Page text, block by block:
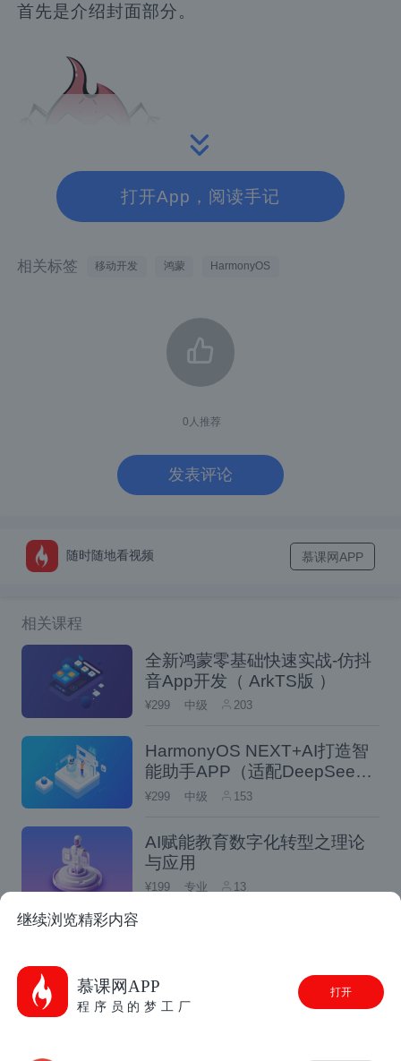
继续浏览精彩内容
慕课网APP
程序员的梦工厂
打开
首先是介绍封面部分。
封面右上角是本书的一些特色介绍，包括全面
发、配套立体化教学资源、全方位服务教师教
学。左上角可以看出，本书是纳入了“人才培养
封面底图看着是一幅油画，似晚霞又像是照样
初升，极具梦幻色彩。
封底部分
介绍封底部分。
打开App，阅读手记
相关标签 移动开发 鸿蒙 HarmonyOS
0 人推荐
发表评论
随时随地看视频 慕课网APP
相关课程
全新鸿蒙零基础快速实战-仿抖
音App开发（ ArkTS版 ）
¥299 中级 203
HarmonyOS NEXT+AI打造智
能助手APP（适配DeepSee
k）
¥299 中级 153
AI赋能教育数字化转型之理论
与应用
¥199 专业 13
免费